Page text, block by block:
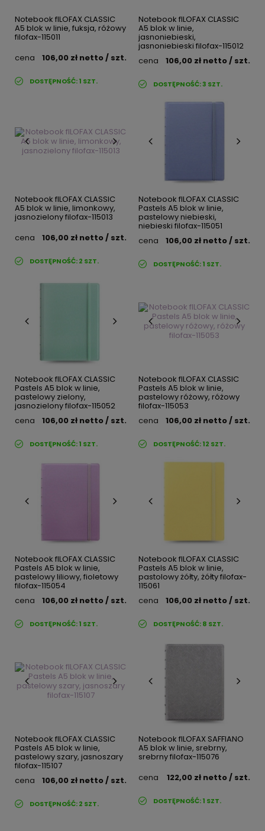
Notebook fILOFAX CLASSIC
A5 blok w linie, fuksja, różowy
filofax-115011
cena
106,00 zł netto/ szt.
DOSTĘPNOŚĆ:1 SZT.
Notebook fILOFAX CLASSIC
A5 blok w linie,
jasnoniebieski,
jasnoniebieski filofax-115012
cena
106,00 zł netto/ szt.
DOSTĘPNOŚĆ:3 SZT.
Notebook fILOFAX CLASSIC
A5 blok w linie, limonkowy,
jasnozielony filofax-115013
cena
106,00 zł netto/ szt.
DOSTĘPNOŚĆ:2 SZT.
Notebook fILOFAX CLASSIC
Pastels A5 blok w linie,
pastelowy niebieski,
niebieski filofax-115051
cena
106,00 zł netto/ szt.
DOSTĘPNOŚĆ:1 SZT.
Notebook fILOFAX CLASSIC
Pastels A5 blok w linie,
pastelowy zielony,
jasnozielony filofax-115052
cena
106,00 zł netto/ szt.
DOSTĘPNOŚĆ:1 SZT.
Notebook fILOFAX CLASSIC
Pastels A5 blok w linie,
pastelowy różowy, różowy
filofax-115053
cena
106,00 zł netto/ szt.
DOSTĘPNOŚĆ:12 SZT.
Notebook fILOFAX CLASSIC
Pastels A5 blok w linie,
pastelowy liliowy, fioletowy
filofax-115054
cena
106,00 zł netto/ szt.
DOSTĘPNOŚĆ:1 SZT.
Notebook fILOFAX CLASSIC
Pastels A5 blok w linie,
pastolowy żółty, żółty filofax-
115061
cena
106,00 zł netto/ szt.
DOSTĘPNOŚĆ:8 SZT.
Notebook fILOFAX CLASSIC
Pastels A5 blok w linie,
pastelowy szary, jasnoszary
filofax-115107
cena
106,00 zł netto/ szt.
DOSTĘPNOŚĆ:2 SZT.
Notebook fILOFAX SAFFIANO
A5 blok w linie, srebrny,
srebrny filofax-115076
cena
122,00 zł netto/ szt.
DOSTĘPNOŚĆ:1 SZT.